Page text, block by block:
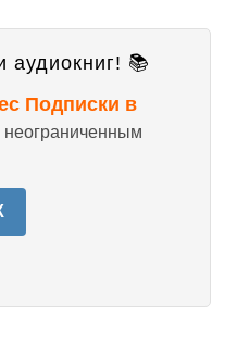
аудиокниг! 📚
Подписки в